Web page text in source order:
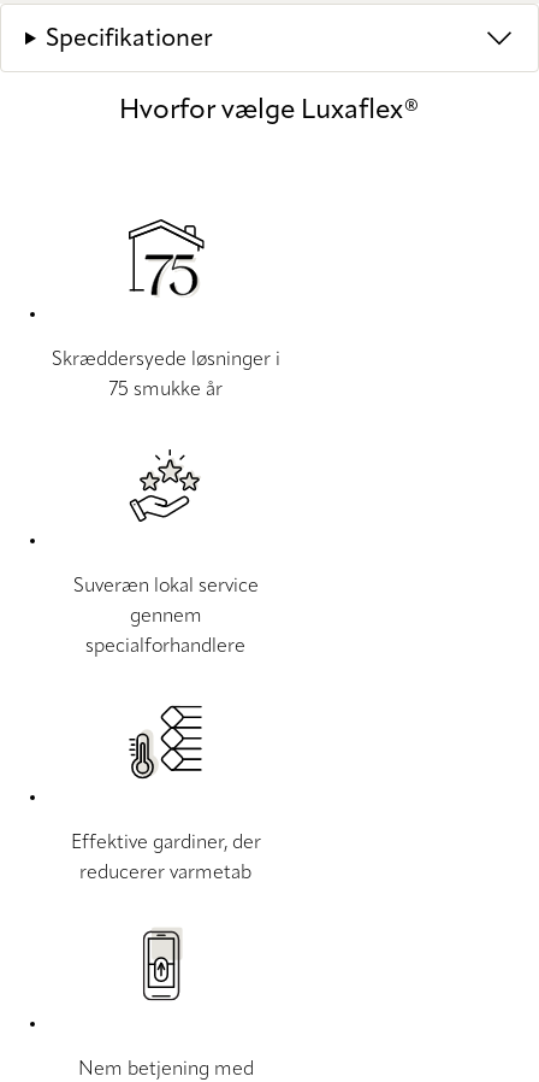
Specifikationer
Hvorfor vælge Luxaflex®
Skræddersyede løsninger i
75 smukke år
Suveræn lokal service
gennem
specialforhandlere
Effektive gardiner, der
reducerer varmetab
Nem betjening med